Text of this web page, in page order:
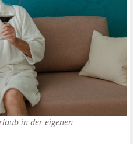
in der eigenen